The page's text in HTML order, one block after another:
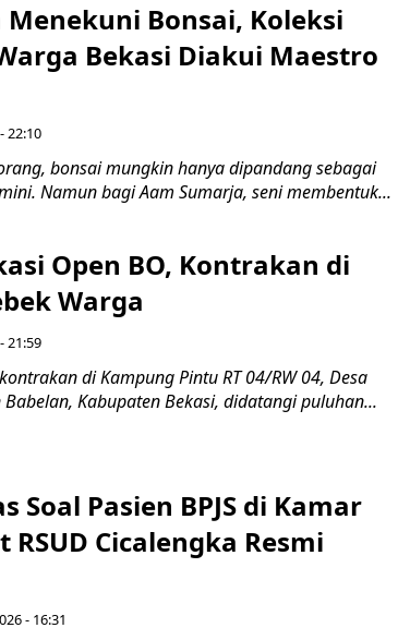
Bonsai, Koleksi
Bekasi Diakui Maestro
22:10
bonsai mungkin hanya dipandang sebagai
Namun bagi Aam Sumarja, seni membentuk...
Open BO, Kontrakan di
Warga
21:59
di Kampung Pintu RT 04/RW 04, Desa
Kabupaten Bekasi, didatangi puluhan...
Soal Pasien BPJS di Kamar
Cicalengka Resmi
- 16:31